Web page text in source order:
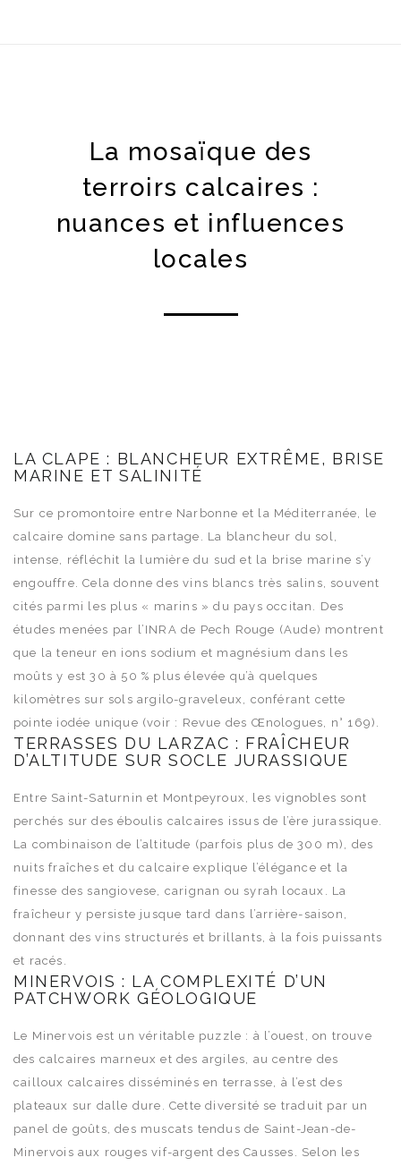
La mosaïque des
terroirs calcaires :
nuances et influences
locales
LA CLAPE : BLANCHEUR EXTRÊME, BRISE
MARINE ET SALINITÉ
Sur ce promontoire entre Narbonne et la Méditerranée, le
calcaire domine sans partage. La blancheur du sol,
intense, réfléchit la lumière du sud et la brise marine s’y
engouffre. Cela donne des vins blancs très salins, souvent
cités parmi les plus « marins » du pays occitan. Des
études menées par l’INRA de Pech Rouge (Aude) montrent
que la teneur en ions sodium et magnésium dans les
moûts y est 30 à 50 % plus élevée qu’à quelques
kilomètres sur sols argilo-graveleux, conférant cette
pointe iodée unique (voir : Revue des Œnologues, n° 169).
TERRASSES DU LARZAC : FRAÎCHEUR
D’ALTITUDE SUR SOCLE JURASSIQUE
Entre Saint-Saturnin et Montpeyroux, les vignobles sont
perchés sur des éboulis calcaires issus de l’ère jurassique.
La combinaison de l’altitude (parfois plus de 300 m), des
nuits fraîches et du calcaire explique l’élégance et la
finesse des sangiovese, carignan ou syrah locaux. La
fraîcheur y persiste jusque tard dans l’arrière-saison,
donnant des vins structurés et brillants, à la fois puissants
et racés.
MINERVOIS : LA COMPLEXITÉ D’UN
PATCHWORK GÉOLOGIQUE
Le Minervois est un véritable puzzle : à l’ouest, on trouve
des calcaires marneux et des argiles, au centre des
cailloux calcaires disséminés en terrasse, à l’est des
plateaux sur dalle dure. Cette diversité se traduit par un
panel de goûts, des muscats tendus de Saint-Jean-de-
Minervois aux rouges vif-argent des Causses. Selon les